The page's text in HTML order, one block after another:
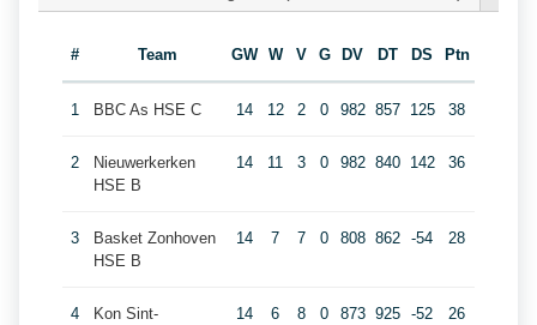
# Team GW W V G DV DT DS Ptn
1 BBC As HSE C 14 12 2 0 982 857 125 38
2
Nieuwerkerken
HSE B
14 11 3 0 982 840 142 36
3
Basket Zonhoven
HSE B
14 7 7 0 808 862 -54 28
4 Kon Sint- 14 6 8 0 873 925 -52 26